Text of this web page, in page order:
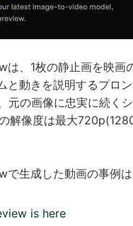
、1枚の静止画を映画
と動きを説明するプロ
元の画像に忠実に続く
解像度は最大
生成した動画の事例は
is here